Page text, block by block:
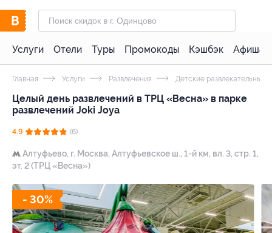
Услуги Отели Туры Промокоды Кэшбэк Афиша
Главная Услуги Развлечения Детские развлекательные
Целый день развлечений в ТРЦ «Весна» в парке
развлечений Joki Joya
4.9 (6)
Алтуфьево, г. Москва, Алтуфьевское ш., 1-й км, вл. 3, стр. 1,
эт. 2 (ТРЦ «Весна»)
- 30%